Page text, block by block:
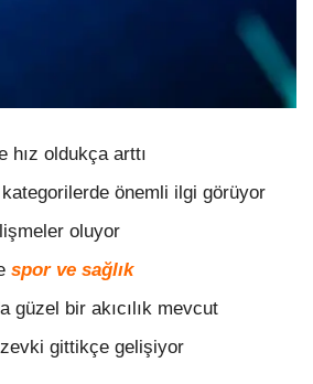
hız oldukça arttı
önemli ilgi görüyor
oluyor
spor ve sağlık
güzel bir akıcılık mevcut
gittikçe gelişiyor